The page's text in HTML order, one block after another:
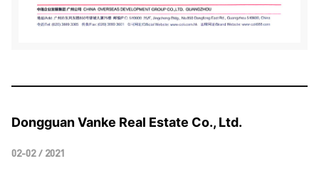
Dongguan Vanke Real Estate Co., Ltd.
02-02 / 2021